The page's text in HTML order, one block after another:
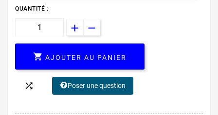
QUANTITÉ :
 AJOUTER AU PANIER
 Poser une question